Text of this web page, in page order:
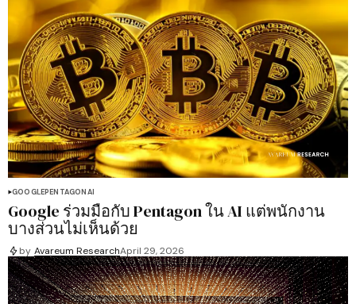
GOOGLEPENTAGONAI
Google ร่วมมือกับ Pentagon ใน AI แต่พนักงาน
บางส่วนไม่เห็นด้วย
by Avareum ResearchApril 29, 2026